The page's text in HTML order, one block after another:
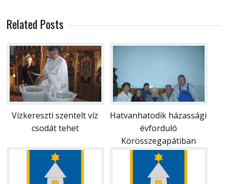
Related Posts
Vízkereszti szentelt víz
csodát tehet
Hatvanhatodik házassági
évforduló
Körösszegapátiban